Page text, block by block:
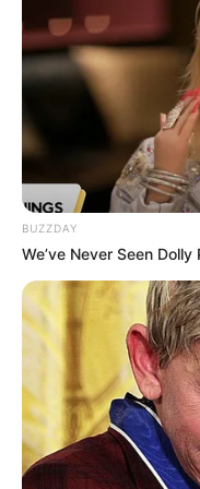
BUZZDAY
We’ve Never Seen